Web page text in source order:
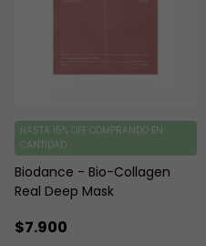
Biodance - Bio-Collagen
Real Deep Mask
$7.900
HASTA 15% OFF COMPRANDO EN
CANTIDAD